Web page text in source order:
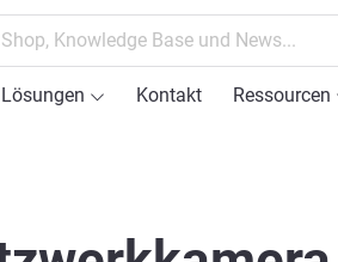
Lösungen Kontakt Ressourcen